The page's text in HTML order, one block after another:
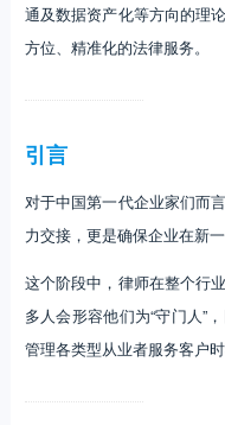
通及数据资产化等方向的理
方位、精准化的法律服务。
引言
对于中国第一代企业家们而
力交接，更是确保企业在新
这个阶段中，律师在整个行
多人会形容他们为“守门人”
管理各类型从业者服务客户